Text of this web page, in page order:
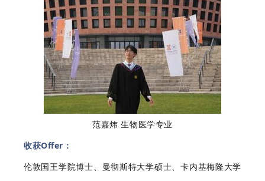
范嘉炜 生物医学专业
收获Offer：
伦敦国王学院博士、曼彻斯特大学硕士、卡内基梅隆大学